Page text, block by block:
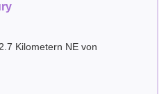
Kilometern NE von